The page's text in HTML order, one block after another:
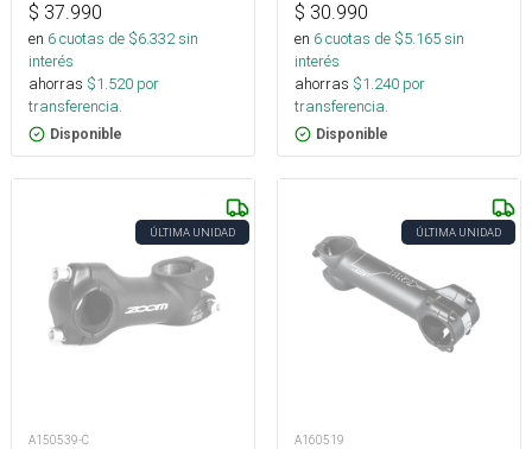
$ 37.990
en 6cuotas de $6.332sin
interés
ahorras $1.520 por
transferencia.
Disponible
$ 30.990
en 6cuotas de $5.165sin
interés
ahorras $1.240 por
transferencia.
Disponible
ÚLTIMA UNIDAD
A150539-C
ÚLTIMA UNIDAD
A160519